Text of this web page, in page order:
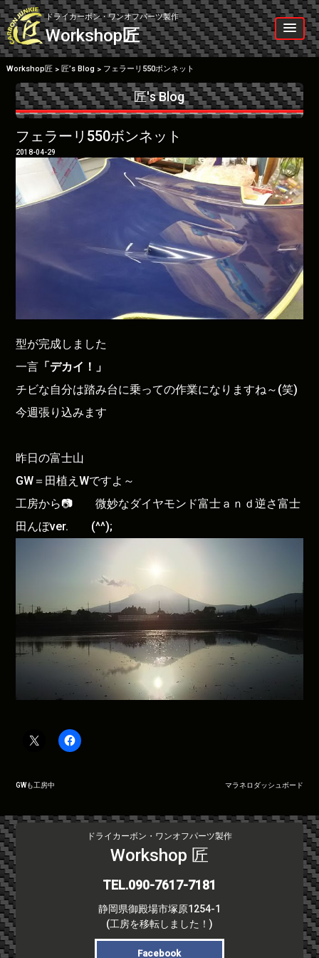
Skip
to
content
ドライカーボン・ワンオフパーツ製作
Workshop匠
Workshop匠> 匠’s Blog > フェラーリ550ボンネット
匠's Blog
フェラーリ550ボンネット
2018-04-29
型が完成しました
一言 「デカイ！」
チビな自分は踏み台に乗っての作業になりますね～(笑)
今週張り込みます
昨日の富士山
GW＝田植えWですよ～
工房から📷 微妙なダイヤモンド富士ａｎｄ逆さ富士
田んぼver. (^^);
投
ナ
ビ
ゲ
ー
シ
ン
GWも工房中 マラネロダッシュボード
ドライカーボン・ワンオフパーツ製作
Workshop 匠
TEL.090-7617-7181
静岡県御殿場市塚原1254-1
(工房を移転しました！)
Facebook